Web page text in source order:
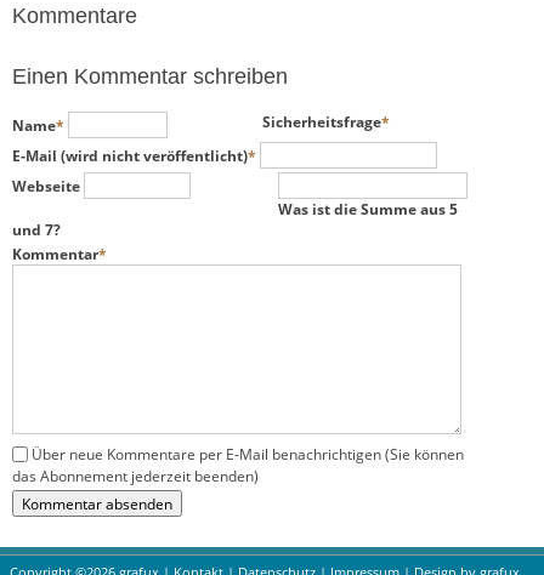
Kommentare
Einen Kommentar schreiben
Pflichtfeld
Name*
Pflichtfeld
E-Mail (wird nicht veröffentlicht)*
Webseite
Pflichtfeld
Sicherheitsfrage*
Was ist die Summe aus 5
und 7?
Pflichtfeld
Kommentar*
Über neue Kommentare per E-Mail benachrichtigen (Sie können
das Abonnement jederzeit beenden)
Kommentar absenden